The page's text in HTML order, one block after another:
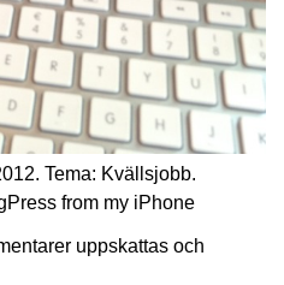
Tema: Kvällsjobb.
from my iPhone
uppskattas och